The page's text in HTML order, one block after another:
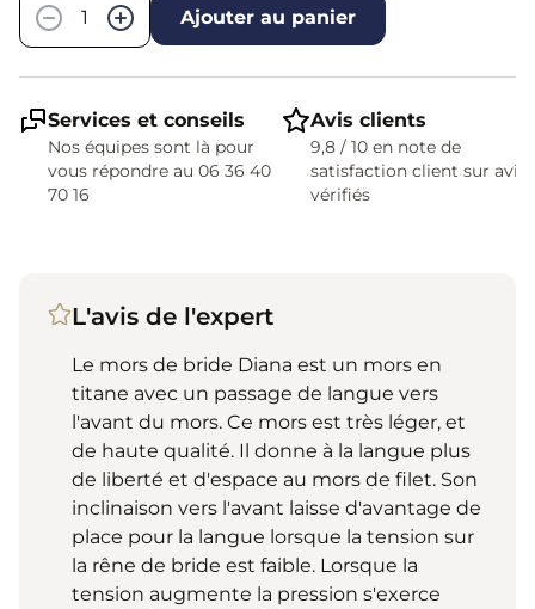
−
+ Ajouter au panier
Services et conseils
Nos équipes sont là pour
vous répondre au 06 36 40
70 16
Avis clients
9,8 / 10 en note de
satisfaction client sur avis
vérifiés
L'avis de l'expert
Le mors de bride Diana est un mors en
titane avec un passage de langue vers
l'avant du mors. Ce mors est très léger, et
de haute qualité. Il donne à la langue plus
de liberté et d'espace au mors de filet. Son
inclinaison vers l'avant laisse d'avantage de
place pour la langue lorsque la tension sur
la rêne de bride est faible. Lorsque la
tension augmente la pression s'exerce